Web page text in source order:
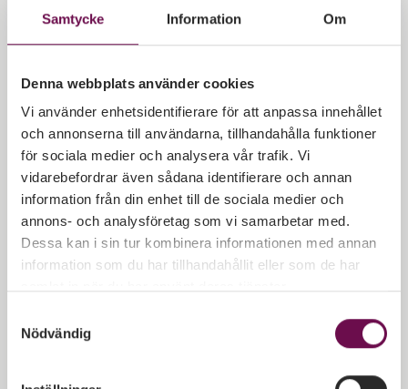
Samtycke Information Om
Denna webbplats använder cookies
Vi använder enhetsidentifierare för att anpassa innehållet
och annonserna till användarna, tillhandahålla funktioner
för sociala medier och analysera vår trafik. Vi
vidarebefordrar även sådana identifierare och annan
information från din enhet till de sociala medier och
annons- och analysföretag som vi samarbetar med.
Dessa kan i sin tur kombinera informationen med annan
information som du har tillhandahållit eller som de har
Nödvändig
Linköpings Universitet. Alla studentuppdrag ger en kick-
back till Kårservice vilket ger både studenter och
studentlivet samtidigt som företag får in kompetens för
nätverksbyggande som stärker den strategiska
kompetensförsörjningen. Vi ser det som win-win-win!
Kundreferens
Studentkonsulter
som avlastade,
och möjliggjorde
fokus
Kundreferens
nyckelroll i ISO-
Universal Power Nordic
stod inför det